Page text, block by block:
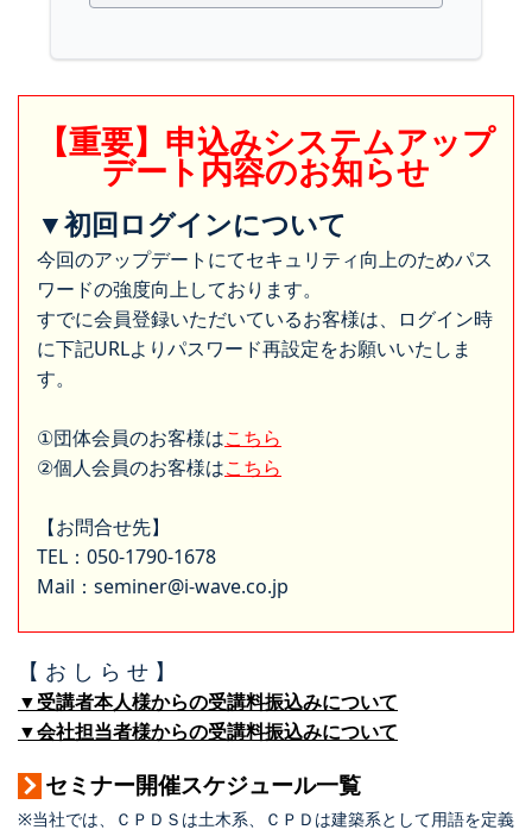
【重要】申込みシステムアップ
デート内容のお知らせ
▼初回ログインについて
今回のアップデートにてセキュリティ向上のためパス
ワードの強度向上しております。
すでに会員登録いただいているお客様は、ログイン時
に下記URLよりパスワード再設定をお願いいたしま
す。
①団体会員のお客様はこちら
②個人会員のお客様はこちら
【お問合せ先】
TEL：050-1790-1678
Mail：seminer@i-wave.co.jp
【 お し ら せ 】
▼受講者本人様からの受講料振込みについて
▼会社担当者様からの受講料振込みについて
セミナー開催スケジュール一覧
※当社では、ＣＰＤＳは土木系、ＣＰＤは建築系として用語を定義